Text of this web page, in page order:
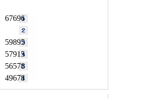
67696
59895
57915
56578
49678